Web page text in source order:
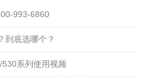
993-6860
到底选哪个？
系列使用视频